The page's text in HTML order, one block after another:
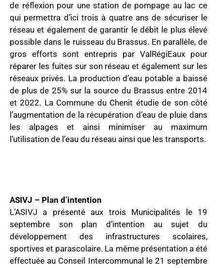
de réflexion pour une station de pompage au lac ce
qui permettra d’ici trois à quatre ans de sécuriser le
réseau et également de garantir le débit le plus élevé
possible dans le ruisseau du Brassus. En parallèle, de
gros efforts sont entrepris par ValRégiEaux pour
réparer les fuites sur son réseau et également sur les
réseaux privés. La production d’eau potable a baissé
de plus de 25% sur la source du Brassus entre 2014
et 2022. La Commune du Chenit étudie de son côté
l’augmentation de la récupération d’eau de pluie dans
les alpages et ainsi minimiser au maximum
l’utilisation de l’eau du réseau ainsi que les transports.
ASIVJ – Plan d’intention
L’ASIVJ a présenté aux trois Municipalités le 19
septembre son plan d’intention au sujet du
développement des infrastructures scolaires,
sportives et parascolaire. La même présentation a été
effectuée au Conseil Intercommunal le 21 septembre